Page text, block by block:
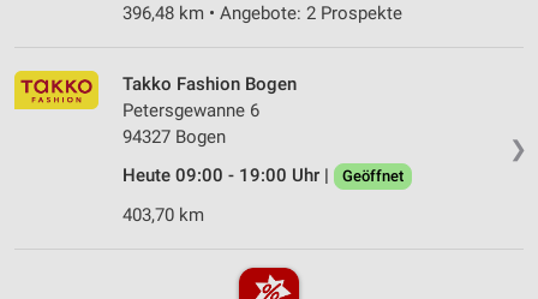
396,48 km • Angebote: 2 Prospekte
❯
Takko Fashion Bogen
Petersgewanne 6
94327 Bogen
Heute 09:00 - 19:00 Uhr |
Geöffnet
403,70 km